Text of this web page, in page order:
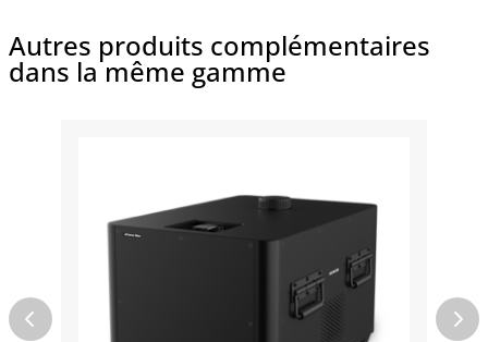
Autres produits complémentaires
dans la même gamme